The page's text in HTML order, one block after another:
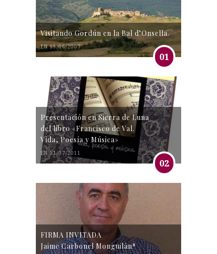
Visitando Gordún en la Bal d’Onsella.
EN 19/06/2007
01
Presentación en Sierra de Luna
del libro «Francisco de Val.
Vida, Poesía y Música»
EN 31/07/2011
02
FIRMA INVITADA
Jaime Carbonel Monguilán*